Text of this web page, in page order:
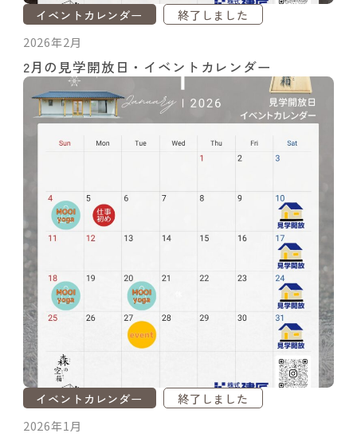
イベントカレンダー
終了しました
2026年2月
2月の見学開放日・イベントカレンダー
イベントカレンダー
終了しました
2026年1月